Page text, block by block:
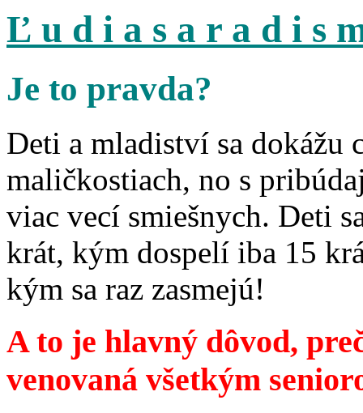
Ľ u d i a s a r a d i s
Je to pravda?
Deti a mladiství sa dokážu
maličkostiach, no s
viac vecí smiešnych. Deti
krát, kým dospelí iba 15
kým sa raz zasmejú!
A to je hlavný dôvod,
venovaná všetkým